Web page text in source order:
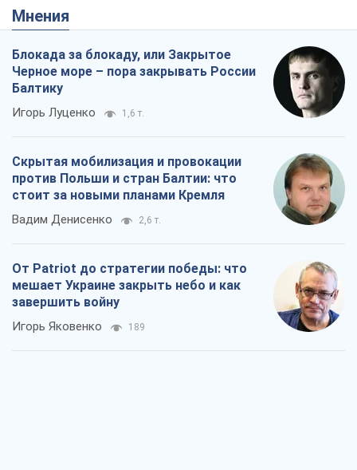
Мнения
Блокада за блокаду, или Закрытое
Черное море – пора закрывать России
Балтику
Игорь Луценко 1,6 т.
Скрытая мобилизация и провокации
против Польши и стран Балтии: что
стоит за новыми планами Кремля
Вадим Денисенко 2,6 т.
От Patriot до стратегии победы: что
мешает Украине закрыть небо и как
завершить войну
Игорь Яковенко 189